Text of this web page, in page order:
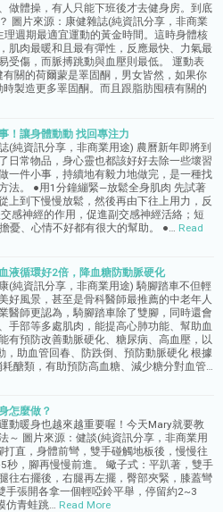
做體操，有人只能下班後才去健身房。到底
圖片來源：康健雜誌(純資訊分享，非商業
理週期最適宜運動的黃金時間。這時身體核
肌肉最暖和且最有彈性，反應最快、力氣最
受傷，而脈搏跳動與血壓則最低。 運動表
關的荷爾蒙是睪固酮，男女皆然，如果你
製造更多睪固酮。而且跟脂肪囤積有關的
！讓身體動動 找回專注力
(純資訊分享，非商業用途) 農曆新年即將到
日常物品，身心靈也都該好好去除一些壞習
一件小事，持續地有毅力地做完，是一種找
法。 ●用1分鐘繃緊—放鬆全身肌肉 先試著
上到下慢慢放鬆，然後再由下往上用力，反
感神經的作用，促進副交感神經活絡；短
憂、心情不好都有很大的幫助。 ●…
Read
液循環好2倍，降血糖防動脈硬化
(純資訊分享，非商業用途) 騎腳踏車不但輕
好風景，甚至是骨科醫師最推薦的中老年人
醫師更認為，騎腳踏車除了雙腳，同時還會
手部等多處肌肉，能提高心肺功能、幫助血
有預防改善動脈硬化、糖尿病、高血壓，以
，助血管回春、防跌倒、預防動脈硬化 根據
醣類，有助預防高血糖、減少糖分對血管…
怎麼做？
動暖身也越來越重要喔！今天Mary就要教
～ 圖片來源：健談(純資訊分享，非商業用
打直，身體前彎，雙手碰觸地板後，慢慢往
秒，腳再慢慢前進。 蠍子式：平趴著，雙手
往右擺後，右腿再左擺，臀部夾緊，膝蓋彎
手張開各拿一個輕啞鈴平舉，停留約2~3
青蛙跳…
Read More